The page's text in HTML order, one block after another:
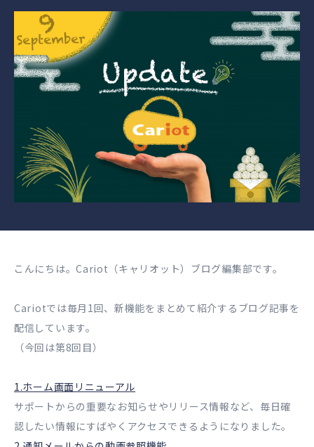
こんにちは。Cariot（キャリオット）ブログ編集部です。
Cariotでは毎月1回、新機能をまとめて紹介するブログ記事を
配信しています。
（今回は第8回目）
1.ホーム画面リニューアル
サポートからの重要なお知らせやリリース情報など、毎日確
認したい情報にすばやくアクセスできるようになりました。